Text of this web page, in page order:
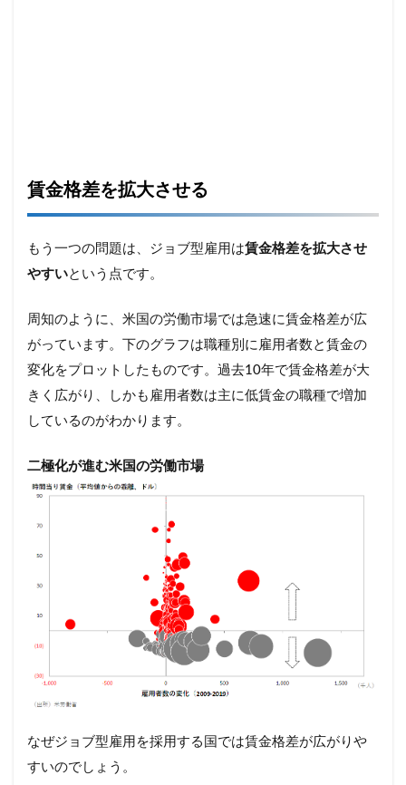
賃金格差を拡大させる
もう一つの問題は、ジョブ型雇用は賃金格差を拡大させ
やすいという点です。
周知のように、米国の労働市場では急速に賃金格差が広
がっています。下のグラフは職種別に雇用者数と賃金の
変化をプロットしたものです。過去10年で賃金格差が大
きく広がり、しかも雇用者数は主に低賃金の職種で増加
しているのがわかります。
二極化が進む米国の労働市場
なぜジョブ型雇用を採用する国では賃金格差が広がりや
すいのでしょう。